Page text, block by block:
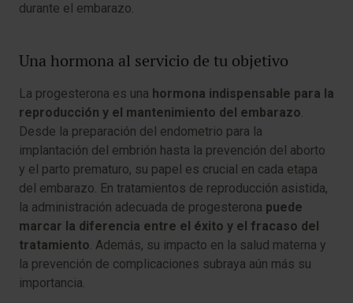
durante el embarazo.
Una hormona al servicio de tu objetivo
La progesterona es una hormona indispensable para la
reproducción y el mantenimiento del embarazo.
Desde la preparación del endometrio para la
implantación del embrión hasta la prevención del aborto
y el parto prematuro, su papel es crucial en cada etapa
del embarazo. En tratamientos de reproducción asistida,
la administración adecuada de progesterona puede
marcar la diferencia entre el éxito y el fracaso del
tratamiento. Además, su impacto en la salud materna y
la prevención de complicaciones subraya aún más su
importancia.